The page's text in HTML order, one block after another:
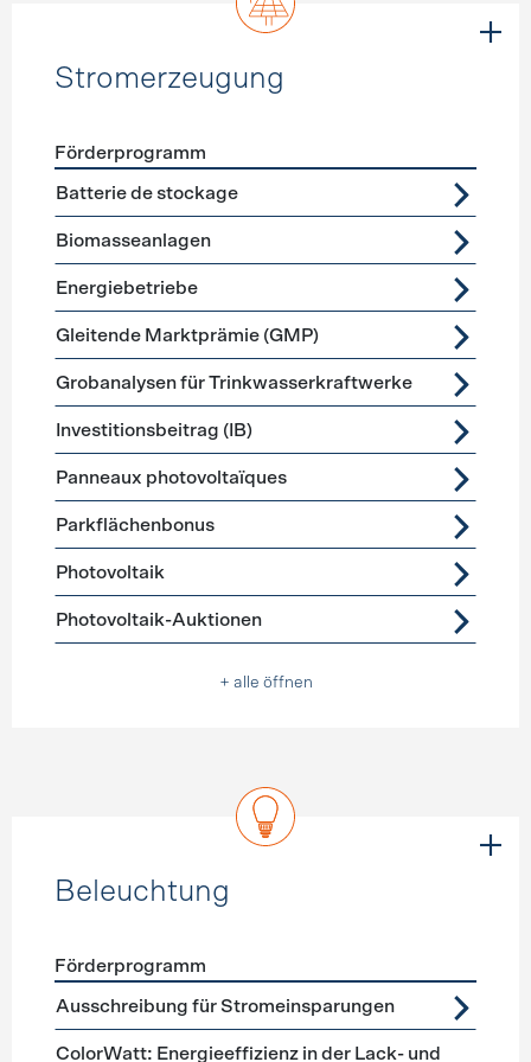
Stromerzeugung
Förderprogramme
Förderprogramm
Batterie de stockage
Biomasseanlagen
Energiebetriebe
Gleitende Marktprämie (GMP)
Grobanalysen für Trinkwasserkraftwerke
Investitionsbeitrag (IB)
Panneaux photovoltaïques
Parkflächenbonus
Photovoltaik
Photovoltaik-Auktionen
+ alle öffnen
Beleuchtung
Förderprogramme Beleuchtung
Förderprogramm
Ausschreibung für Stromeinsparungen
ColorWatt: Energieeffizienz in der Lack- und